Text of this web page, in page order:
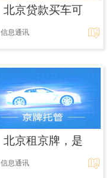
北京贷款买车可
信息通讯
北京租京牌，是
信息通讯